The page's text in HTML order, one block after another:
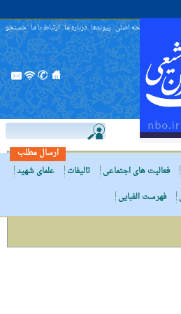
صفحه اصلی پیوندها درباره ما ارتباط با ما جستجو
ارسال مطلب
فعالیت های اجتماعی تالیفات
علمای شهید
فهرست الفبایی